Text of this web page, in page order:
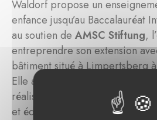
Waldorf propose un
enfance jusqu’au Baccalauréat
au soutien de AMSC Stiftung,
entreprendre son extension
bâtiment situé à Limpertsberg
Elle a par ailleurs également
réalisation d’un projet de
et éducateurs.